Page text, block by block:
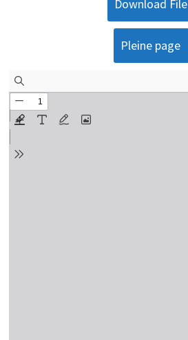
Download File
Pleine page